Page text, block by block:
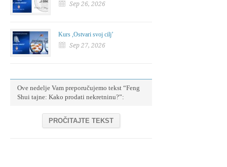
Sep 26, 2026
Kurs ,Ostvari svoj cilj’
Sep 27, 2026
Ove nedelje Vam preporučujemo tekst “Feng
Shui tajne: Kako prodati nekretninu?”:
PROČITAJTE TEKST